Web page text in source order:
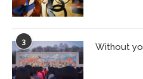
3 Without